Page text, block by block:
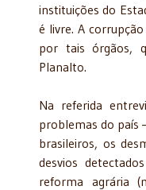
instituições do
é livre. A
por tais órgãos,
Planalto.
Na referida
problemas do país
brasileiros, os
desvios
reforma agrária